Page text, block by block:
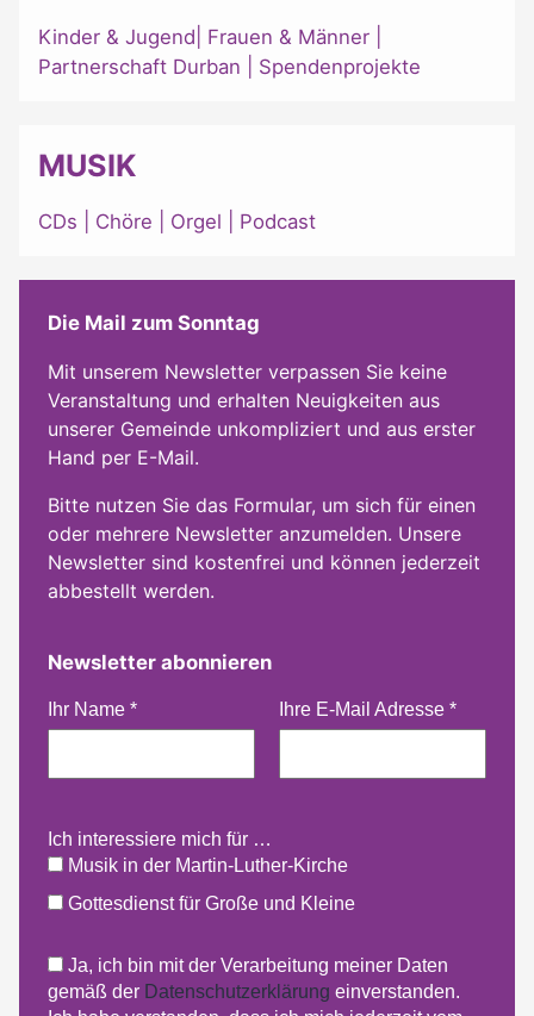
Kinder & Jugend Frauen & Männer
Partnerschaft Durban
Spendenprojekte
MUSIK
CDs Chöre Orgel Podcast
Die Mail zum Sonntag
Mit unserem Newsletter verpassen Sie keine
Veranstaltung und erhalten Neuigkeiten aus
unserer Gemeinde unkompliziert und aus erster
Hand per E-Mail.
Bitte nutzen Sie das Formular, um sich für einen
oder mehrere Newsletter anzumelden. Unsere
Newsletter sind kostenfrei und können jederzeit
abbestellt werden.
Newsletter abonnieren
Ihr Name * Ihre E-Mail Adresse *
Ich interessiere mich für …
Musik in der Martin-Luther-Kirche
Gottesdienst für Große und Kleine
Ja, ich bin mit der Verarbeitung meiner Daten
gemäß der Datenschutzerklärung einverstanden.